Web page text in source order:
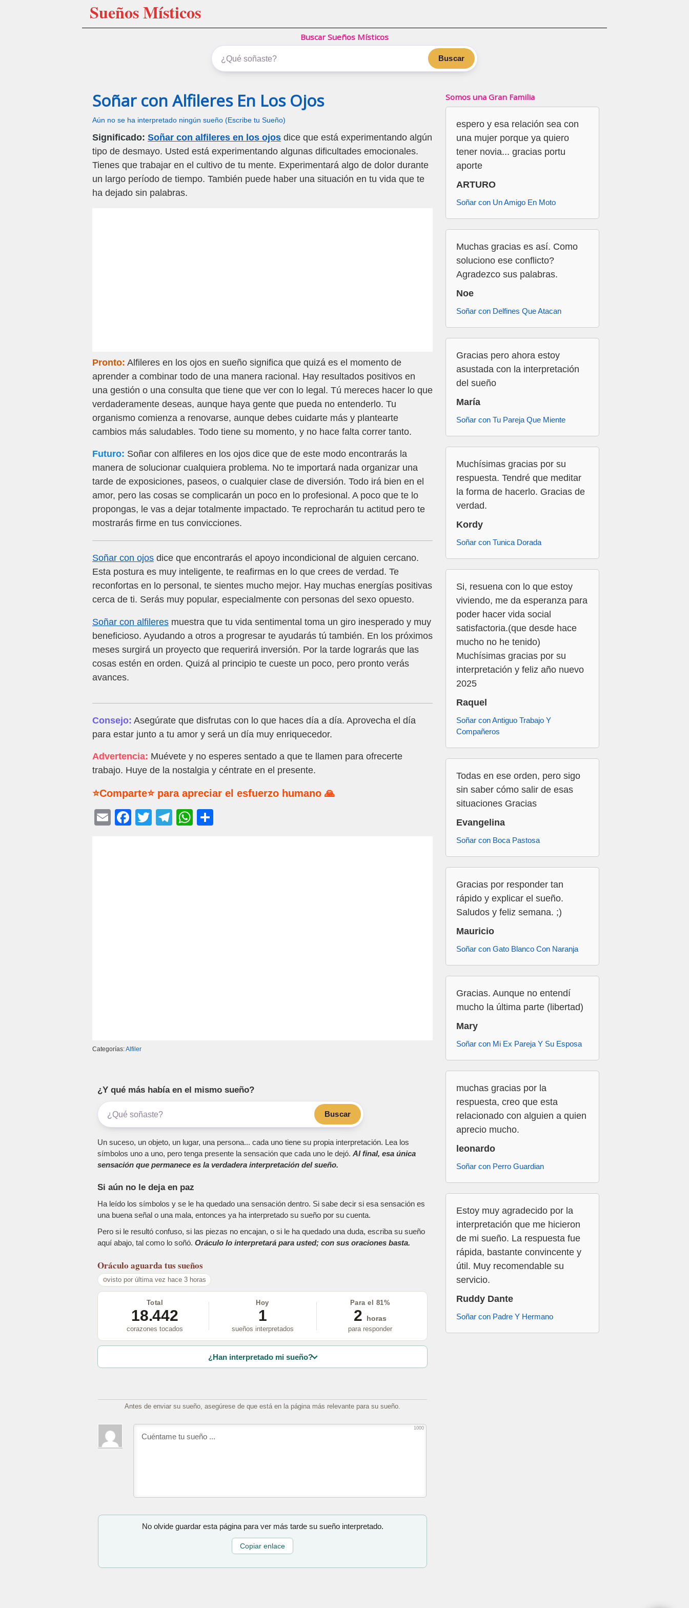
Sueños Místicos
Buscar Sueños Místicos
Buscar
Soñar con Alfileres En Los Ojos
Aún no se ha interpretado ningún sueño (Escribe tu Sueño)
Significado: Soñar con alfileres en los ojos dice que está experimentando algún
tipo de desmayo. Usted está experimentando algunas dificultades emocionales.
Tienes que trabajar en el cultivo de tu mente. Experimentará algo de dolor durante
un largo período de tiempo. También puede haber una situación en tu vida que te
ha dejado sin palabras.
Pronto: Alfileres en los ojos en sueño significa que quizá es el momento de
aprender a combinar todo de una manera racional. Hay resultados positivos en
una gestión o una consulta que tiene que ver con lo legal. Tú mereces hacer lo que
verdaderamente deseas, aunque haya gente que pueda no entenderlo. Tu
organismo comienza a renovarse, aunque debes cuidarte más y plantearte
cambios más saludables. Todo tiene su momento, y no hace falta correr tanto.
Futuro: Soñar con alfileres en los ojos dice que de este modo encontrarás la
manera de solucionar cualquiera problema. No te importará nada organizar una
tarde de exposiciones, paseos, o cualquier clase de diversión. Todo irá bien en el
amor, pero las cosas se complicarán un poco en lo profesional. A poco que te lo
propongas, le vas a dejar totalmente impactado. Te reprocharán tu actitud pero te
mostrarás firme en tus convicciones.
Soñar con ojos dice que encontrarás el apoyo incondicional de alguien cercano.
Esta postura es muy inteligente, te reafirmas en lo que crees de verdad. Te
reconfortas en lo personal, te sientes mucho mejor. Hay muchas energías positivas
cerca de ti. Serás muy popular, especialmente con personas del sexo opuesto.
Soñar con alfileres muestra que tu vida sentimental toma un giro inesperado y muy
beneficioso. Ayudando a otros a progresar te ayudarás tú también. En los próximos
meses surgirá un proyecto que requerirá inversión. Por la tarde lograrás que las
cosas estén en orden. Quizá al principio te cueste un poco, pero pronto verás
avances.
Consejo: Asegúrate que disfrutas con lo que haces día a día. Aprovecha el día
para estar junto a tu amor y será un día muy enriquecedor.
Advertencia: Muévete y no esperes sentado a que te llamen para ofrecerte
trabajo. Huye de la nostalgia y céntrate en el presente.
⭐Comparte⭐ para apreciar el esfuerzo humano 🙏
E
F
T
T
W
Categorías:Alfiler
¿Y qué más había en el mismo sueño?
Buscar
Un suceso, un objeto, un lugar, una persona... cada uno tiene su propia interpretación. Lea los
símbolos uno a uno, pero tenga presente la sensación que cada uno le dejó. Al final, esa única
sensación que permanece es la verdadera interpretación del sueño.
Si aún no le deja en paz
Ha leído los símbolos y se le ha quedado una sensación dentro. Si sabe decir si esa sensación es
una buena señal o una mala, entonces ya ha interpretado su sueño por su cuenta.
Pero si le resultó confuso, si las piezas no encajan, o si le ha quedado una duda, escriba su sueño
aquí abajo, tal como lo soñó. Oráculo lo interpretará para usted; con sus oraciones basta.
Oráculo aguarda tus sueños
visto por última vez hace 3 horas
Total
18.442
corazones tocados
Hoy
1
sueños interpretados
Para el 81%
2
horas
para responder
¿Han interpretado mi sueño?
Antes de enviar su sueño, asegúrese de que está en la página más relevante para su sueño.
1000
No olvide guardar esta página para ver más tarde su sueño interpretado.
Copiar enlace
Somos una Gran Familia
espero y esa relación sea con
una mujer porque ya quiero
tener novia... gracias portu
aporte
ARTURO
Soñar con Un Amigo En Moto
Muchas gracias es así. Como
soluciono ese conflicto?
Agradezco sus palabras.
Noe
Soñar con Delfines Que Atacan
Gracias pero ahora estoy
asustada con la interpretación
del sueño
María
Soñar con Tu Pareja Que Miente
Muchísimas gracias por su
respuesta. Tendré que meditar
la forma de hacerlo. Gracias de
verdad.
Kordy
Soñar con Tunica Dorada
Si, resuena con lo que estoy
viviendo, me da esperanza para
poder hacer vida social
satisfactoria.(que desde hace
mucho no he tenido)
Muchísimas gracias por su
interpretación y feliz año nuevo
2025
Raquel
Soñar con Antiguo Trabajo Y
Compañeros
Todas en ese orden, pero sigo
sin saber cómo salir de esas
situaciones Gracias
Evangelina
Soñar con Boca Pastosa
Gracias por responder tan
rápido y explicar el sueño.
Saludos y feliz semana. ;)
Mauricio
Soñar con Gato Blanco Con Naranja
Gracias. Aunque no entendí
mucho la última parte (libertad)
Mary
Soñar con Mi Ex Pareja Y Su Esposa
muchas gracias por la
respuesta, creo que esta
relacionado con alguien a quien
aprecio mucho.
leonardo
Soñar con Perro Guardian
Estoy muy agradecido por la
interpretación que me hicieron
de mi sueño. La respuesta fue
rápida, bastante convincente y
útil. Muy recomendable su
servicio.
Ruddy Dante
Soñar con Padre Y Hermano